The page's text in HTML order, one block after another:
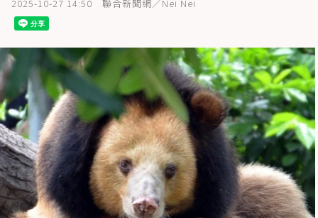
2025-10-27 14:50 聯合新聞網／Nei Nei